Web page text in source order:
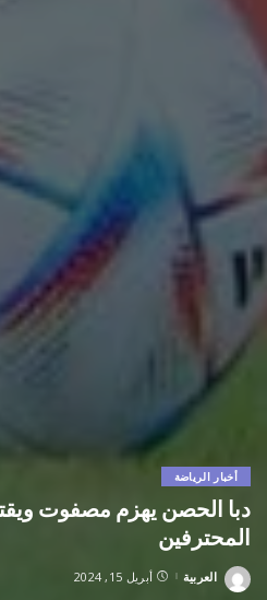
أخبار الرياضة
دبا الحصن يهزم مصفوت
المحترفين
Posted
العربية أبريل 15, 2024